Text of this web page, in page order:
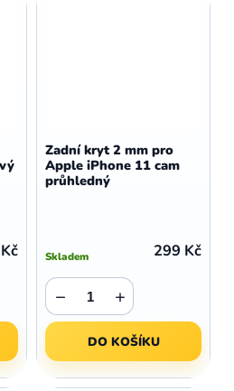
Zadní kryt 2 mm pro
Apple iPhone 11 cam
průhledný
Skladem 299 Kč
+
−
DO KOŠÍKU